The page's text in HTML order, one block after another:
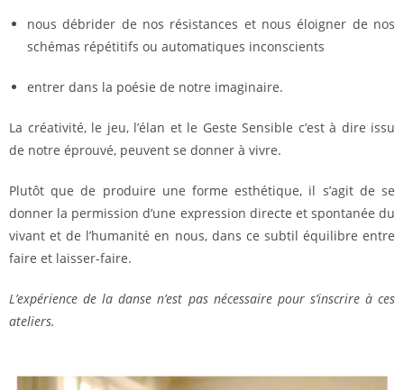
nous débrider de nos résistances et nous éloigner de nos
schémas répétitifs ou automatiques inconscients
entrer dans la poésie de notre imaginaire.
La créativité, le jeu, l’élan et le Geste Sensible c’est à dire issu
de notre éprouvé, peuvent se donner à vivre.
Plutôt que de produire une forme esthétique, il s’agit de se
donner la permission d’une expression directe et spontanée du
vivant et de l’humanité en nous, dans ce subtil équilibre entre
faire et laisser-faire.
L’expérience de la danse n’est pas nécessaire pour s’inscrire à ces
ateliers.